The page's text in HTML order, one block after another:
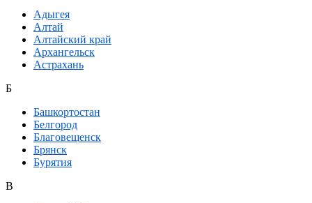
Адыгея
Алтай
Алтайский край
Архангельск
Астрахань
Б
Башкортостан
Белгород
Благовещенск
Брянск
Бурятия
В